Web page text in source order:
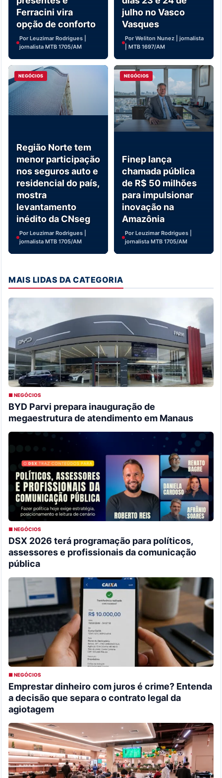
Ferracini vira
opção de conforto
Por Leuzimar Rodrigues |
jornalista MTB 1705/AM
julho no Vasco
Vasques
Por Weliton Nunez | jornalista
| MTB 1697/AM
NEGÓCIOS
Região Norte tem
menor participação
nos seguros auto e
residencial do país,
mostra
levantamento
inédito da CNseg
Por Leuzimar Rodrigues |
jornalista MTB 1705/AM
NEGÓCIOS
Finep lança
chamada pública
de R$ 50 milhões
para impulsionar
inovação na
Amazônia
Por Leuzimar Rodrigues |
jornalista MTB 1705/AM
MAIS LIDAS DA CATEGORIA
■ NEGÓCIOS
BYD Parvi prepara inauguração de
megaestrutura de atendimento em Manaus
■ NEGÓCIOS
DSX 2026 terá programação para políticos,
assessores e profissionais da comunicação
pública
■ NEGÓCIOS
Emprestar dinheiro com juros é crime? Entenda
a decisão que separa o contrato legal da
agiotagem